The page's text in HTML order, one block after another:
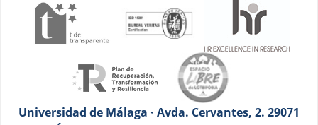
Universidad de Málaga · Avda. Cervantes, 2. 29071